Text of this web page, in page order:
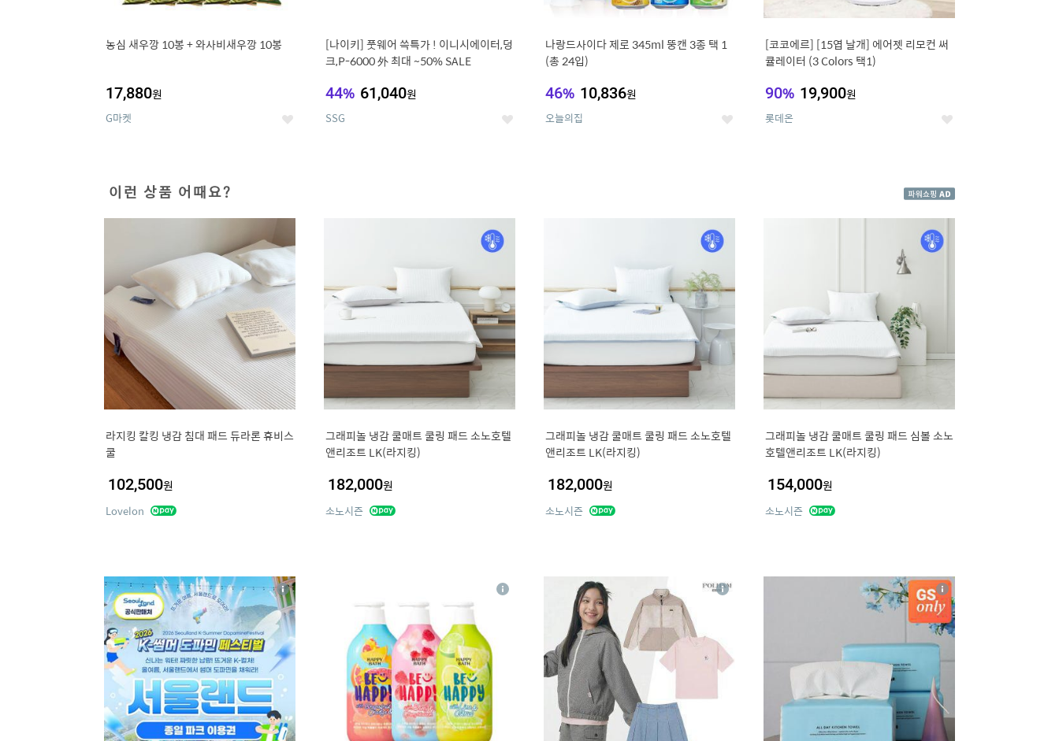
농심 새우깡 10봉 + 와사비새우깡 10봉
17,880원
G마켓 좋
[나이키] 풋웨어 쓱특가 ! 이니시에이터,덩
크,P-6000 外 최대 ~50% SALE
44% 61,040원
SSG 좋
나랑드사이다 제로 345ml 뚱캔 3종 택 1
(총 24입)
46% 10,836원
오늘의집 좋
[코코에르] [15엽 날개] 에어젯 리모컨 써
큘레이터 (3 Colors 택1)
90% 19,900원
롯데온 좋
이런 상품 어때요?
라지킹 칼킹 냉감 침대 패드 듀라론 휴비스
쿨
102,500원
Lovelon
그래피놀 냉감 쿨매트 쿨링 패드 소노호텔
앤리조트 LK(라지킹)
182,000원
소노시즌
그래피놀 냉감 쿨매트 쿨링 패드 소노호텔
앤리조트 LK(라지킹)
182,000원
소노시즌
그래피놀 냉감 쿨매트 쿨링 패드 심볼 소노
호텔앤리조트 LK(라지킹)
154,000원
소노시즌
9
상
세
상 상
12
상
세